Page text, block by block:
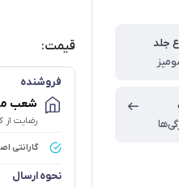
جلد
قیمت:
فروشنده
شعب
رضایت از
گارانتی
نحوه ارسال